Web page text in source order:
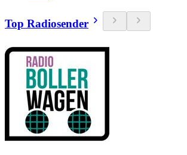
Top Radiosender